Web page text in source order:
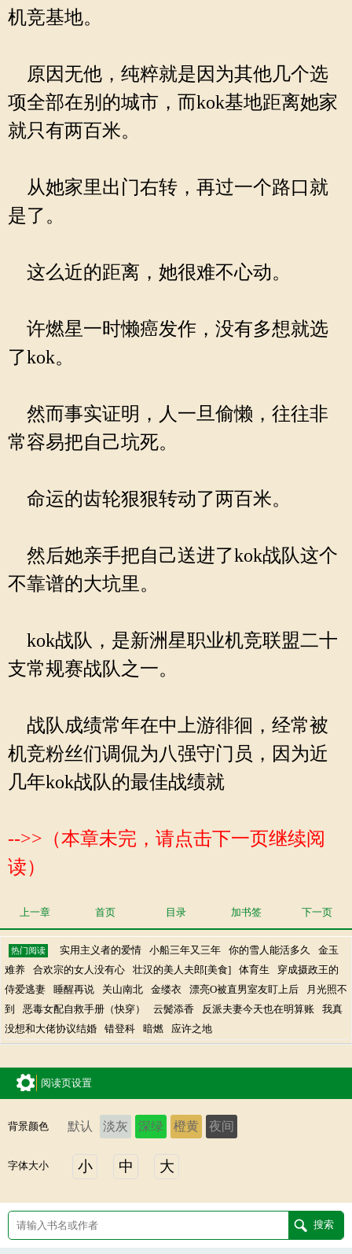
机竞基地。
原因无他，纯粹就是因为其他几个选
项全部在别的城市，而kok基地距离她家
就只有两百米。
从她家里出门右转，再过一个路口就
是了。
这么近的距离，她很难不心动。
许燃星一时懒癌发作，没有多想就选
了kok。
然而事实证明，人一旦偷懒，往往非
常容易把自己坑死。
命运的齿轮狠狠转动了两百米。
然后她亲手把自己送进了kok战队这个
不靠谱的大坑里。
kok战队，是新洲星职业机竞联盟二十
支常规赛战队之一。
战队成绩常年在中上游徘徊，经常被
机竞粉丝们调侃为八强守门员，因为近
几年kok战队的最佳战绩就
-->>（本章未完，请点击下一页继续阅
读）
上一章 首页 目录 加书签 下一页
热门阅读 实用主义者的爱情 小船三年又三年 你的雪人能活多久
金玉
难养
合欢宗的女人没有心 壮汉的美人夫郎[美食] 体育生
穿成摄政王的
侍爱逃妻
睡醒再说 关山南北 金缕衣 漂亮O被直男室友盯上后
月光照不
到
恶毒女配自救手册（快穿） 云鬓添香 反派夫妻今天也在明算账
我真
没想和大佬协议结婚
错登科 暗燃 应许之地
阅读页设置
背景颜色 默认 淡灰 深绿 橙黄 夜间
字体大小 小 中 大